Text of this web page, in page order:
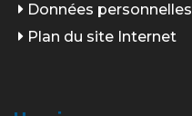
Données personnelles
Plan du site Internet